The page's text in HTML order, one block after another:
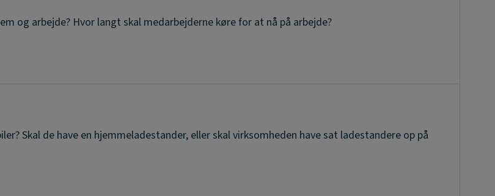
og arbejde? Hvor langt skal medarbejderne køre for at nå på arbejde?
Skal de have en hjemmeladestander, eller skal virksomheden have sat ladestandere op på